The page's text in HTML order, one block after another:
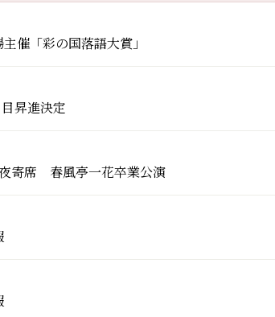
催「彩の国落語大賞」
昇進決定
寄席 春風亭一花卒業公演